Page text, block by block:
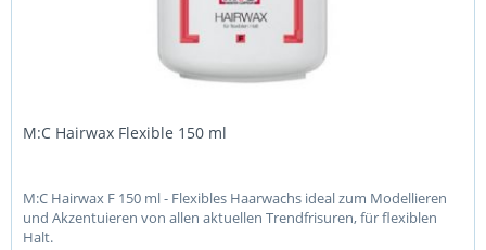
M:C Hairwax Flexible 150 ml
M:C Hairwax F 150 ml - Flexibles Haarwachs ideal zum Modellieren
und Akzentuieren von allen aktuellen Trendfrisuren, für flexiblen
Halt.